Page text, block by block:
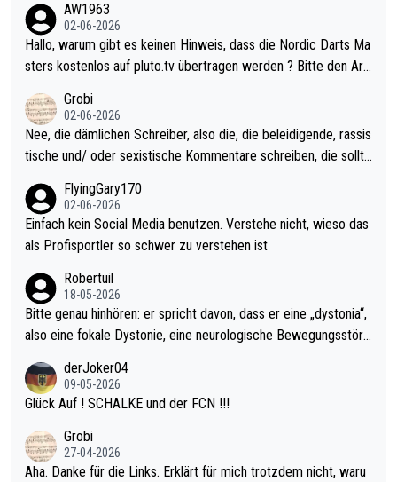
Allerdings ist Mitchell Lawrie als Nummer 1 der Welt eh qualifi
ziert. Somit ändert die automatische Qualifikation des Weltmei
sters erstmal nichts. Ich denke sie wollen damit für nächstes J
ohl wenig WDF Turniere spielen. Dies war bei Archie Self letzt
es Jahr der Fall. Er musste als amtierender Weltmeister durch
den Qualifier und ich glaube kaum, dass Mitchel sich das (in Ve
el hat.
AW1963
02-06-2026
Hallo, warum gibt es keinen Hinweis, dass die Nordic Darts Ma
sters kostenlos auf pluto.tv übertragen werden ? Bitte den Arti
Grobi
02-06-2026
Nee, die dämlichen Schreiber, also die, die beleidigende, rassis
tische und/ oder sexistische Kommentare schreiben, die sollte
s Leben in den Griff kriegen. Nur eins wundert mich: Luke Little
r war doch neulich erst derjenige, der über Social Media GvV p
rovoziert hat. Und Littlers Mutter schießt öfters mal gegen Ric
FlyingGary170
02-06-2026
Einfach kein Social Media benutzen. Verstehe nicht, wieso das
als Profisportler so schwer zu verstehen ist
Robertuil
18-05-2026
Bitte genau hinhören: er spricht davon, dass er eine „dystonia“,
also eine fokale Dystonie, eine neurologische Bewegungsstöru
erden, im Arm hat. Und, dass Medikamente ihm helfen! Ich glau
be immer noch, dass sehr viele der Dartits-Fälle fälschlich psy
diese könnten teils wirksam behandelt werden! Dafür müsste
man nur zum Neurologen und nicht zum Mentaltrainer gehen…
derJoker04
09-05-2026
Glück Auf ! SCHALKE und der FCN !!!
Grobi
27-04-2026
Aha. Danke für die Links. Erklärt für mich trotzdem nicht, waru